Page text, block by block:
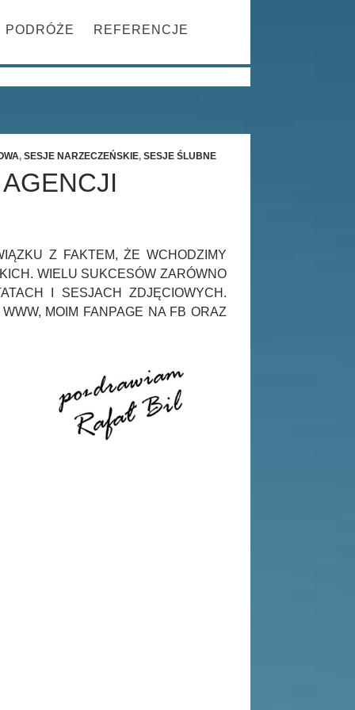
PODRÓŻE REFERENCJE
, SESJE NARZECZEŃSKIE, SESJE ŚLUBNE
Z FAKTEM, ŻE WCHODZIMY
WIELU SUKCESÓW ZARÓWNO
I SESJACH ZDJĘCIOWYCH.
MOIM FANPAGE NA FB ORAZ